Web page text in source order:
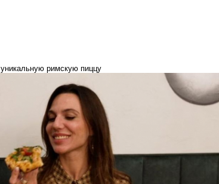
уникальную римскую пиццу